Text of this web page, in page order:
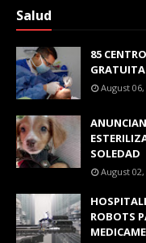
Salud
85
August 06,
SOLEDAD
August 02,
ROBOTS